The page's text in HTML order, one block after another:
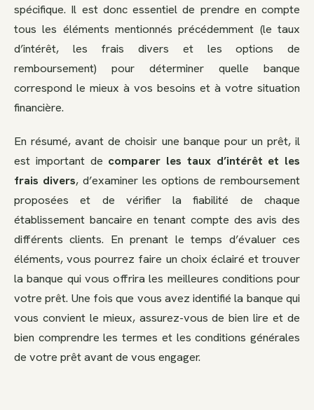
spécifique. Il est donc essentiel de prendre en compte
tous les éléments mentionnés précédemment (le taux
d’intérêt, les frais divers et les options de
remboursement) pour déterminer quelle banque
correspond le mieux à vos besoins et à votre situation
financière.
En résumé, avant de choisir une banque pour un prêt, il
est important de comparer les taux d’intérêt et les
frais divers, d’examiner les options de remboursement
proposées et de vérifier la fiabilité de chaque
établissement bancaire en tenant compte des avis des
différents clients. En prenant le temps d’évaluer ces
éléments, vous pourrez faire un choix éclairé et trouver
la banque qui vous offrira les meilleures conditions pour
votre prêt. Une fois que vous avez identifié la banque qui
vous convient le mieux, assurez-vous de bien lire et de
bien comprendre les termes et les conditions générales
de votre prêt avant de vous engager.